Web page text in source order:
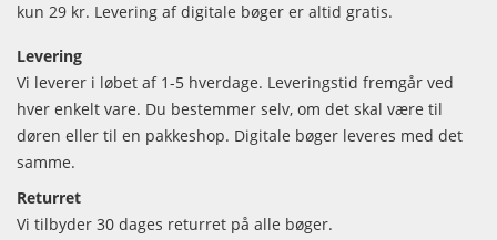
kun 29 kr. Levering af digitale bøger er altid gratis.
Levering
Vi leverer i løbet af 1-5 hverdage. Leveringstid fremgår ved
hver enkelt vare. Du bestemmer selv, om det skal være til
døren eller til en pakkeshop. Digitale bøger leveres med det
samme.
Returret
Vi tilbyder 30 dages returret på alle bøger.